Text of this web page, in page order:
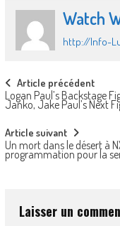
Watch
http://Info-
Post
navigation
Article précédent
Logan Paul’s Backstage
Janko, Jake Paul’s Next
Article suivant
Un mort dans le désert à
programmation pour la
Laisser un